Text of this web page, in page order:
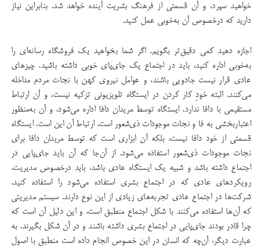
خواهید سپرد، و آن قسمتی از فرهنگ بشریت آینده خواهد شد. بنابراین نیاز
دارید که درخصوص آن به‌خوبی عمل کنید.
اجازه دهید کمی دقیق‌تر بگویم. اگر شما بخواهید یک فروشگاه رسانه‌ای را
به‌خوبی اداره کنید، باید در اجتماع یک جای‌پای خوبی داشته باشید. چیزهای
عادی قرار نیست جادویی باشند، و عوامل نیروی کهن با نجات مردم مداخله
می‌کنند. البته خود‌ِ کار کردن در ایستگاه تلویزیونی تزکیه نیست، ‌و آن ارتباط
مستقیمی با دافا ندارد. ایستگاه توسط مریدان دافا اداره می‌شود، و آن به‌منظور
اعتباربخشی به فا و نجات موجودات ذی‌شعور است. ارتباط آن این است. ایستگاه
قسمتی از خود دافا نیست،‌ بلکه آن ابزاری است که توسط مریدان دافا برای
نجات موجودات ذی‌شعور استفاده‌ می‌شود. از آن‌جا که آن باید جای‌پایی در
اجتماع داشته باشد و شبیه یک ایستگاه عادی باشد، باید درخصوص مدیریت،
رویکردهای عادی که در اجتماع بشری استفاده می‌شود را استفاده کنید.
شرکت‌ها در اجتماع عادی تجربه‌های زیادی از این نوع دارند. سیستم مدیریتی
که آن‌ها استفاده می‌کنند با شکل اجتماع منطبق است، و این دلیل آن است که
چرا قادر بودند جای‌پایی در اجتماع بشری داشته باشند و در آن شکل بگیرند. به
‌عبارت دیگر، آن‌چه که انسان در این خصوص انجام داده است منطبق با اصول